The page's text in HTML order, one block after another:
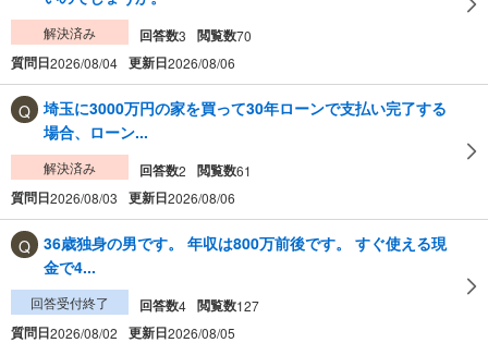
解決済み 回答数3 閲覧数70
質問日2026/08/04 更新日2026/08/06
埼玉に3000万円の家を買って30年ローンで支払い完了する
場合、ローン...
解決済み 回答数2 閲覧数61
質問日2026/08/03 更新日2026/08/06
36歳独身の男です。 年収は800万前後です。 すぐ使える現
金で4...
回答受付終了 回答数4 閲覧数127
質問日2026/08/02 更新日2026/08/05